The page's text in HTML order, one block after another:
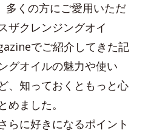
多くの方にご愛用いただ
ザクレンジングオイ
でご紹介してきた記
グオイルの魅力や使い
、知っておくともっと心
ました。
らに好きになるポイント